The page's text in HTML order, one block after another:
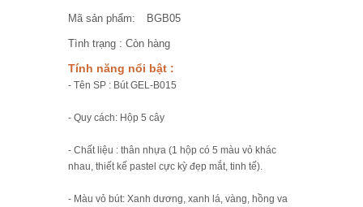
Mã sản phẩm: BGB05
Tình trạng : Còn hàng
Tính năng nổi bật :
- Tên SP : Bút GEL-B015
- Quy cách: Hộp 5 cây
- Chất liệu : thân nhựa (1 hộp có 5 màu vỏ khác
nhau, thiết kế pastel cực kỳ đẹp mắt, tinh tế).
- Màu vỏ bút: Xanh dương, xanh lá, vàng, hồng va